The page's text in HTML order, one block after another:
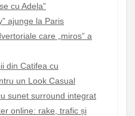
cu Adela”
ajunge la Paris
care „miros” a
din Catifea cu
un Look Casual
sunet surround integrat
online: rake, trafic și